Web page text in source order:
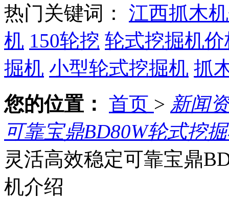
热门关键词： 江西抓木
机 150轮挖 轮式挖掘机
掘机 小型轮式挖掘机 抓
您的位置： 首页 > 新闻
可靠宝鼎BD80W轮式挖
灵活高效稳定可靠宝鼎
机介绍